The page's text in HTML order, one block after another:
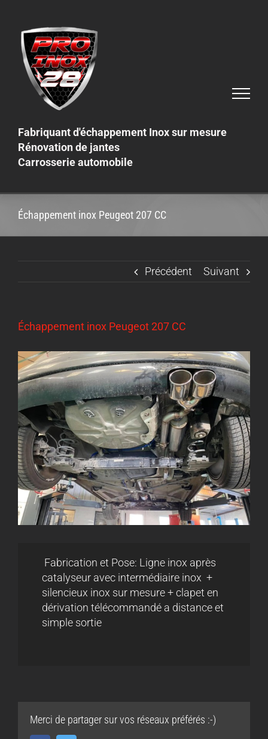
content
Fabriquant d'échappement Inox sur mesure
Rénovation de jantes
Carrosserie automobile
Échappement inox Peugeot 207 CC
Précédent Suivant
Échappement inox Peugeot 207 CC
Fabrication et Pose: Ligne inox après
catalyseur avec intermédiaire inox +
silencieux inox sur mesure + clapet en
dérivation télécommandé a distance et
simple sortie
Merci de partager sur vos réseaux préférés :-)